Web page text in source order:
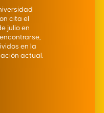
cita el
julio en
en la
actual.